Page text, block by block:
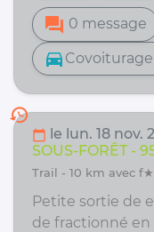
forum 0 message
directions_car Covoiturage
history
calendar_today le lun. 18 nov.
SOUS-FORÊT -
trail - 10 km avec
Petite sortie de
de fractionné en